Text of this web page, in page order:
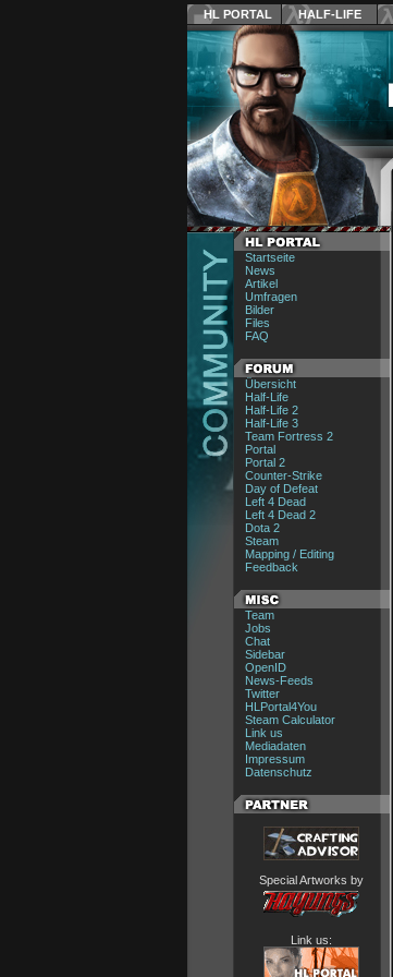
HL PORTAL HALF-LIFE
Startseite
News
Artikel
Umfragen
Bilder
Files
FAQ
Übersicht
Half-Life
Half-Life 2
Half-Life 3
Team Fortress 2
Portal
Portal 2
Counter-Strike
Day of Defeat
Left 4 Dead
Left 4 Dead 2
Dota 2
Steam
Mapping / Editing
Feedback
Team
Jobs
Chat
Sidebar
OpenID
News-Feeds
Twitter
HLPortal4You
Steam Calculator
Link us
Mediadaten
Impressum
Datenschutz
Special Artworks by
Link us: